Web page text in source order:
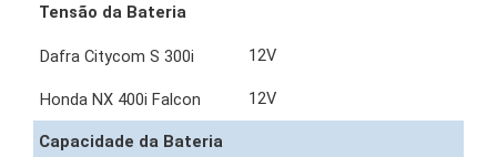
Tensão da Bateria
12V
12V
Capacidade da Bateria